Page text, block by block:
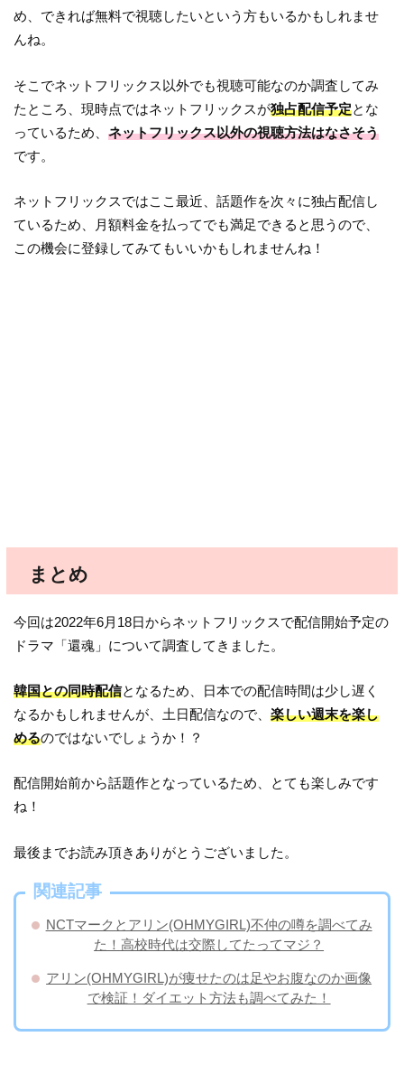
め、できれば無料で視聴したいという方もいるかもしれませ
んね。
そこでネットフリックス以外でも視聴可能なのか調査してみ
たところ、現時点ではネットフリックスが独占配信予定とな
っているため、ネットフリックス以外の視聴方法はなさそう
です。
ネットフリックスではここ最近、話題作を次々に独占配信し
ているため、月額料金を払ってでも満足できると思うので、
この機会に登録してみてもいいかもしれませんね！
まとめ
今回は2022年6月18日からネットフリックスで配信開始予定の
ドラマ「還魂」について調査してきました。
韓国との同時配信となるため、日本での配信時間は少し遅く
なるかもしれませんが、土日配信なので、楽しい週末を楽し
めるのではないでしょうか！？
配信開始前から話題作となっているため、とても楽しみです
ね！
最後までお読み頂きありがとうございました。
関連記事
NCTマークとアリン(OHMYGIRL)不仲の噂を調べてみ
た！高校時代は交際してたってマジ？
アリン(OHMYGIRL)が痩せたのは足やお腹なのか画像
で検証！ダイエット方法も調べてみた！